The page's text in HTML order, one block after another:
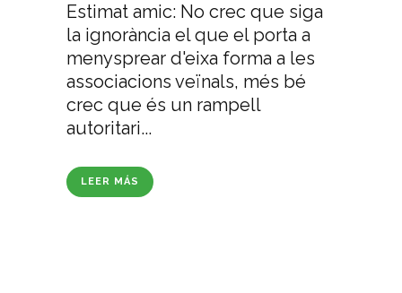
Estimat amic: No crec que siga
la ignorància el que el porta a
menysprear d'eixa forma a les
associacions veïnals, més bé
crec que és un rampell
autoritari...
LEER MÁS